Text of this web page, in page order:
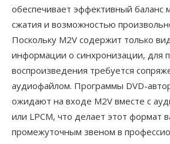
обеспечивает эффективный баланс
сжатия и возможностью
Поскольку M2V содержит только
информации о синхронизации, для
воспроизведения требуется
аудиофайлом. Программы DVD-
ожидают на входе M2V вместе с
или LPCM, что делает этот формат
промежуточным звеном в